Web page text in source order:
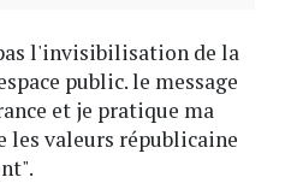
l'invisibilisation de la
public. le message
et je pratique ma
les valeurs républicaine